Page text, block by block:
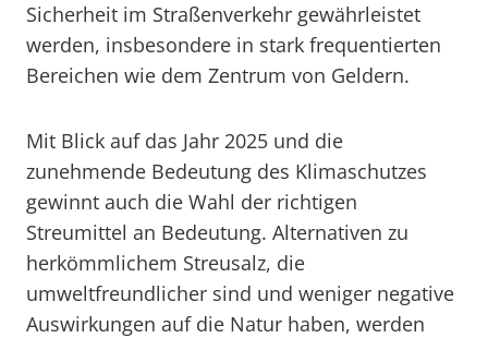
Sicherheit im Straßenverkehr gewährleistet
werden, insbesondere in stark frequentierten
Bereichen wie dem Zentrum von Geldern.
Mit Blick auf das Jahr 2025 und die
zunehmende Bedeutung des Klimaschutzes
gewinnt auch die Wahl der richtigen
Streumittel an Bedeutung. Alternativen zu
herkömmlichem Streusalz, die
umweltfreundlicher sind und weniger negative
Auswirkungen auf die Natur haben, werden